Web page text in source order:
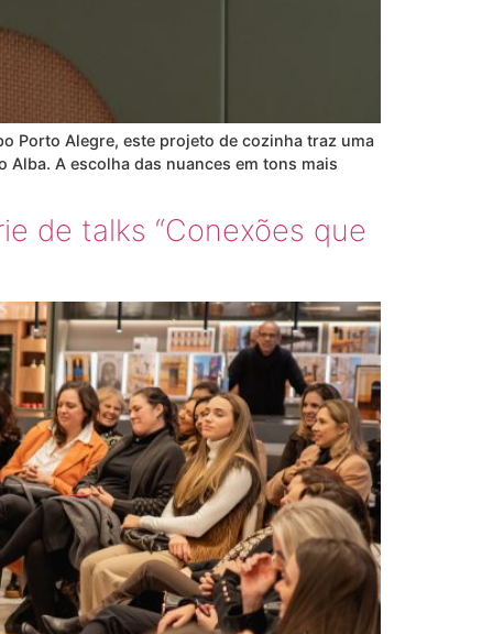
Porto Alegre, este projeto de cozinha traz uma
A escolha das nuances em tons mais
de talks “Conexões que